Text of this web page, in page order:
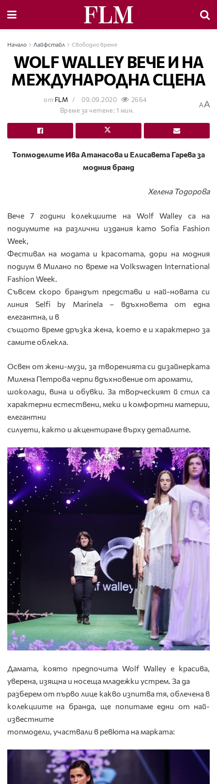
Начало Лайфстайл Свободно време
WOLF WALLEY ВЕЧЕ И НА
МЕЖДУНАРОДНА СЦЕНА
от FLM 09.09.2020
2664
Време за четене: 1 мин.
AA
Топмоделите Ива Атанасова и Елисавета Гарева за
модния бранд
Хелена Тодорова
Вече 7 години колекциите на Wolf Walley са на
подиумите на различни издания като Sofia Fashion
Week,
Фестивал на модата и красотата, дори на модния
подиум в Милано по време на Volkswagen International
Fashion Week.
Съвсем скоро брандът представи и най-новата си
линия Selfi by Marinela – вдъхновета от една
елегантна, и в
същото време дръзка жена, което е и характерно за
самите облекла.
Освен от жени-музи, за творенията си дизайнерката
Милена Петрова черпи вдъхновение от аромати,
шоколади, вина и обувки. За творческият й стил са
характерни естествени, меки и комфортни материи,
елегантни
силуети, както и акцентиране върху детайлите.
Дамата, която предпочита Wolf Walley е красива,
уверена, изящна и носеща младежки устрем. За да
разберем от първо лице какво изпитва тя, облечена в
колекциите на бранда, ще попитаме едни от най-
известните
топмодели, участвали в ревюта на марката: